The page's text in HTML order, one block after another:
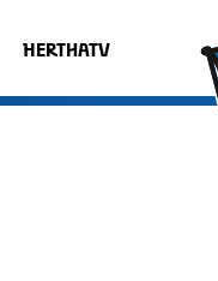
HERTHATV